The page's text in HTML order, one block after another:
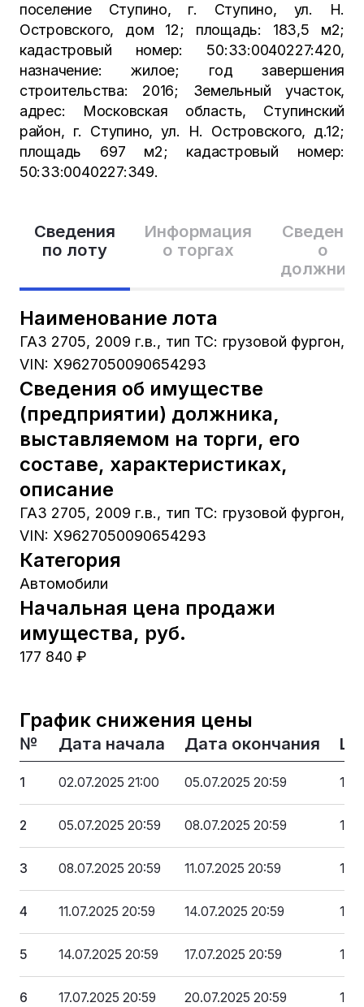
Сведения
по лоту
Информация
о торгах
Сведения
о
Наименование лота
ГАЗ 2705, 2009 г.в., тип ТС: грузовой фургон,
VIN: Х9627050090654293
Сведения об имуществе
(предприятии) должника,
выставляемом на торги, его
составе, характеристиках,
описание
ГАЗ 2705, 2009 г.в., тип ТС: грузовой фургон,
VIN: Х9627050090654293
Категория
Автомобили
Начальная цена продажи
имущества, руб.
177 840 ₽
График снижения цены
№ Дата начала Дата окончания
1 02.07.2025 21:00 05.07.2025 20:59
2 05.07.2025 20:59 08.07.2025 20:59
3 08.07.2025 20:59 11.07.2025 20:59
4 11.07.2025 20:59 14.07.2025 20:59 151
5 14.07.2025 20:59 17.07.2025 20:59
6 17.07.2025 20:59 20.07.2025 20:59
поселение Ступино, г. Ступино, ул. Н.
Островского, дом 12; площадь: 183,5 м2;
кадастровый номер: 50:33:0040227:420,
назначение: жилое; год завершения
строительства: 2016; Земельный участок,
адрес: Московская область, Ступинский
район, г. Ступино, ул. Н. Островского, д.12;
площадь 697 м2; кадастровый номер:
50:33:0040227:349.